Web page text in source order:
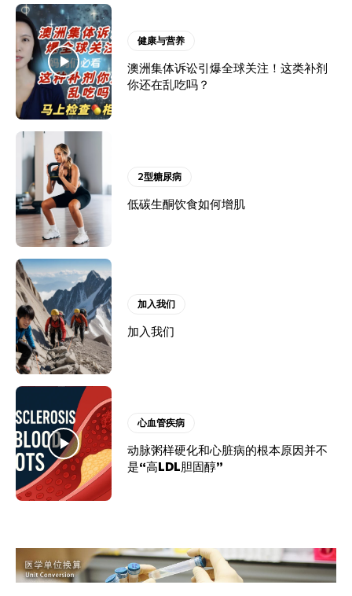
健康与营养
澳洲集体诉讼引爆全球关注！这类补剂
你还在乱吃吗？
2型糖尿病
低碳生酮饮食如何增肌
加入我们
加入我们
心血管疾病
动脉粥样硬化和心脏病的根本原因并不
是“高LDL胆固醇”